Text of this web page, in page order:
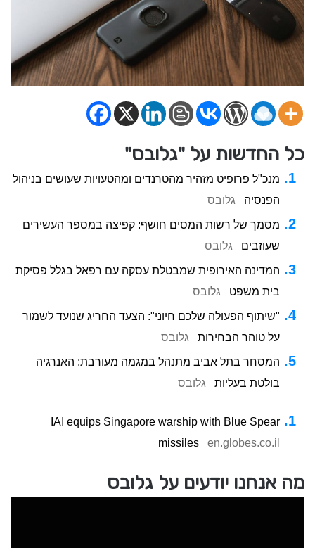
כל החדשות על "גלובס"
מנכ"ל פרופיט מזהיר מהטרנדים ומהטעויות שעושים בניהול
הפנסיה
גלובס
מסמך של רשות המסים חושף: קפיצה במספר העשירים
שעוזבים
גלובס
המדינה האירופית שמבטלת עסקה עם רפאל בגלל פסיקת
בית משפט
גלובס
"שיתוף הפעולה שלכם חיוני": הצעד החריג שנועד לשמור
על טוהר הבחירות
גלובס
המסחר בתל אביב מתנהל במגמה מעורבת; האנרגיה
בולטת בעליות
גלובס
IAI equips Singapore warship with Blue Spear
missiles
en.globes.co.il
מה אנחנו יודעים על גלובס